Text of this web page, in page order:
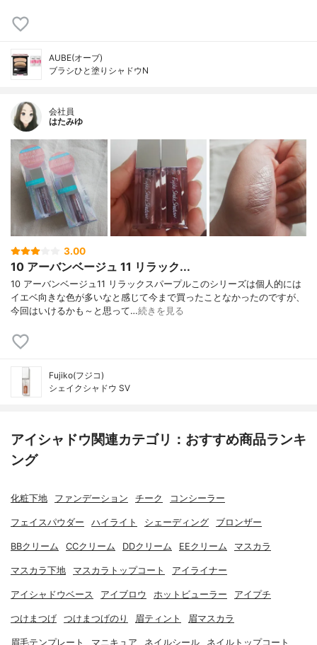
AUBE(オーブ)
ブラシひと塗りシャドウN
会社員
はたみゆ
3.00
10 アーバンベージュ 11 リラック...
10 アーバンベージュ11 リラックスパープルこのシリーズは個人的には
イエベ向きな色が多いなと感じて今まで買ったことなかったのですが、
今回はいけるかも～と思って…続きを見る
Fujiko(フジコ)
シェイクシャドウ SV
アイシャドウ関連カテゴリ：おすすめ商品ランキ
ング
化粧下地 ファンデーション チーク コンシーラー
フェイスパウダー ハイライト シェーディング ブロンザー
BBクリーム CCクリーム DDクリーム EEクリーム マスカラ
マスカラ下地 マスカラトップコート アイライナー
アイシャドウベース アイブロウ ホットビューラー アイプチ
つけまつげ つけまつげのり 眉ティント 眉マスカラ
眉毛テンプレート マニキュア ネイルシール ネイルトップコート